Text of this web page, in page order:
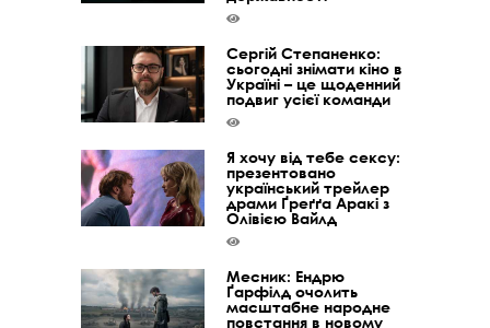
Сергій Степаненко:
сьогодні знімати кіно в
Україні – це щоденний
подвиг усієї команди
Я хочу від тебе сексу:
презентовано
український трейлер
драми Ґреґґа Аракі з
Олівією Вайлд
Месник: Ендрю
Ґарфілд очолить
масштабне народне
повстання в новому